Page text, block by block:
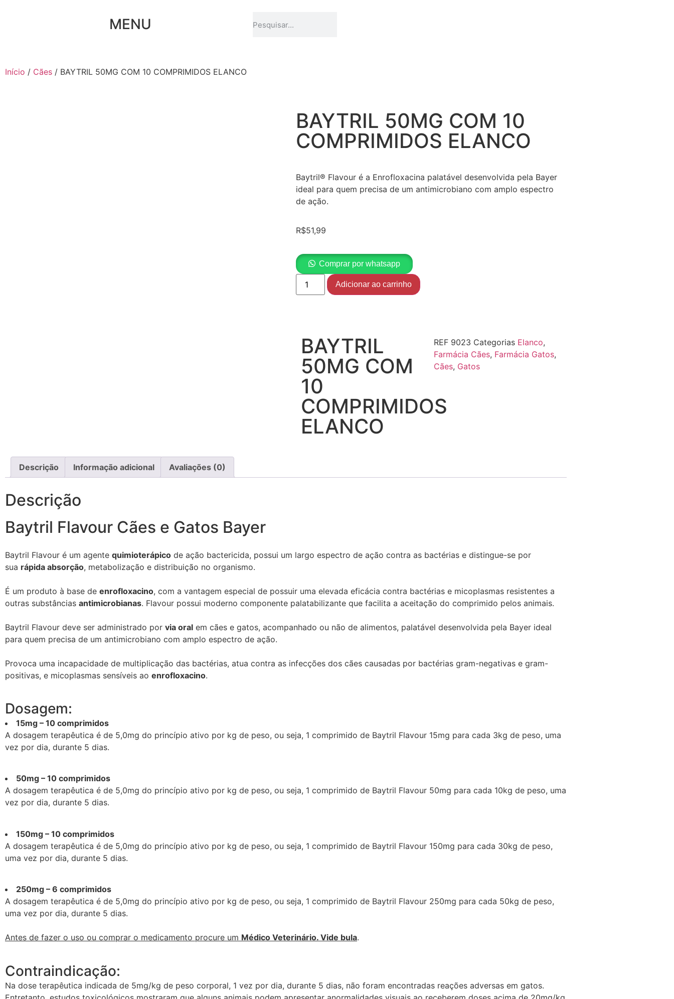
MENU
Início / Cães / BAYTRIL 50MG COM 10 COMPRIMIDOS ELANCO
BAYTRIL 50MG COM 10
COMPRIMIDOS ELANCO
Baytril® Flavour é a Enrofloxacina palatável desenvolvida pela Bayer
ideal para quem precisa de um antimicrobiano com amplo espectro
de ação.
R$51,99
Comprar por whatsapp
Adicionar ao carrinho
BAYTRIL
50MG COM
10
COMPRIMIDOS
ELANCO
REF 9023 Categorias Elanco,
Farmácia Cães, Farmácia Gatos,
Cães, Gatos
Descrição Informação adicional Avaliações (0)
Descrição
Baytril Flavour Cães e Gatos Bayer
Baytril Flavour é um agente quimioterápico de ação bactericida, possui um largo espectro de ação contra as bactérias e distingue-se por
sua rápida absorção, metabolização e distribuição no organismo.
É um produto à base de enrofloxacino, com a vantagem especial de possuir uma elevada eficácia contra bactérias e micoplasmas resistentes a
outras substâncias antimicrobianas. Flavour possui moderno componente palatabilizante que facilita a aceitação do comprimido pelos animais.
Baytril Flavour deve ser administrado por via oral em cães e gatos, acompanhado ou não de alimentos, palatável desenvolvida pela Bayer ideal
para quem precisa de um antimicrobiano com amplo espectro de ação.
Provoca uma incapacidade de multiplicação das bactérias, atua contra as infecções dos cães causadas por bactérias gram-negativas e gram-
positivas, e micoplasmas sensíveis ao enrofloxacino.
Dosagem:
15mg – 10 comprimidos
A dosagem terapêutica é de 5,0mg do princípio ativo por kg de peso, ou seja, 1 comprimido de Baytril Flavour 15mg para cada 3kg de peso, uma
vez por dia, durante 5 dias.
50mg – 10 comprimidos
A dosagem terapêutica é de 5,0mg do princípio ativo por kg de peso, ou seja, 1 comprimido de Baytril Flavour 50mg para cada 10kg de peso, uma
vez por dia, durante 5 dias.
150mg – 10 comprimidos
A dosagem terapêutica é de 5,0mg do princípio ativo por kg de peso, ou seja, 1 comprimido de Baytril Flavour 150mg para cada 30kg de peso,
uma vez por dia, durante 5 dias.
250mg – 6 comprimidos
A dosagem terapêutica é de 5,0mg do princípio ativo por kg de peso, ou seja, 1 comprimido de Baytril Flavour 250mg para cada 50kg de peso,
uma vez por dia, durante 5 dias.
Antes de fazer o uso ou comprar o medicamento procure um Médico Veterinário. Vide bula.
Contraindicação:
Na dose terapêutica indicada de 5mg/kg de peso corporal, 1 vez por dia, durante 5 dias, não foram encontradas reações adversas em gatos.